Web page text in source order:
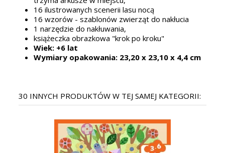
16 ilustrowanych scenerii lasu nocą
16 wzorów - szablonów zwierząt do nakłucia
1 narzędzie do nakłuwania,
książeczka obrazkowa "krok po kroku"
Wiek: +6 lat
Wymiary opakowania: 23,20 x 23,10 x 4,4 cm
30 INNYCH PRODUKTÓW W TEJ SAMEJ KATEGORII: